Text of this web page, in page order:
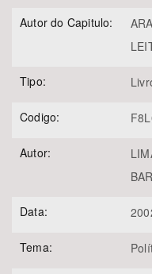
Autor do Capitulo:
Tipo:
Codigo:
Autor:
Data:
Tema: